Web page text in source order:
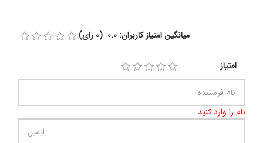
میانگین امتیاز کاربران: 0.0 (0 رای)
امتیاز
نام را وارد کنید